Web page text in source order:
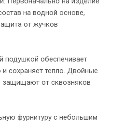
на водной основе,
от жучков
подушкой обеспечивает
сохраняет тепло. Двойные
защищают от сквозняков
фурнитуру с небольшим